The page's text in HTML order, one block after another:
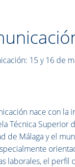
15 y 16 de
nace con la
Técnica Superior
de Málaga y el
laborales, el perfil